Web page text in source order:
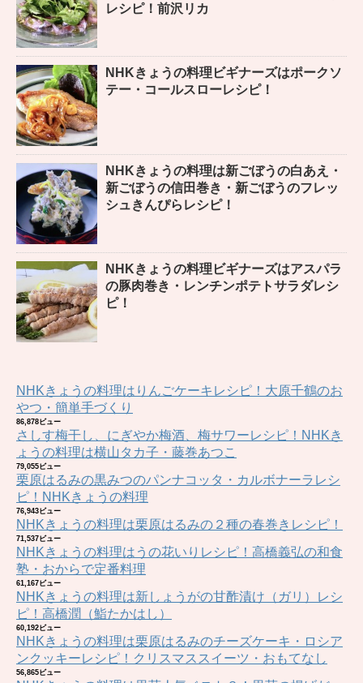
レシピ！前沢リカ
NHKきょうの料理ビギナーズはポークソ
テー・コールスローレシピ！
NHKきょうの料理は新ごぼうの白あえ・
新ごぼうの信田巻き・新ごぼうのフレッ
シュきんぴらレシピ！
NHKきょうの料理ビギナーズはアスパラ
の豚肉巻き・レンチンポテトサラダレシ
ピ！
NHKきょうの料理はりんごケーキレシピ！大原千鶴のお
やつ・簡単手づくり
86,878ビュー
さしす梅干し、にぎやか梅酒、梅サワーレシピ！NHKき
ょうの料理は横山タカ子・藤巻あつこ
79,055ビュー
栗原はるみの黒みつのパンナコッタ・カルボナーラレシ
ピ！NHKきょうの料理
76,943ビュー
NHKきょうの料理は栗原はるみの２種の春巻きレシピ！
71,537ビュー
NHKきょうの料理はうの花いりレシピ！高橋義弘の和食
塾・おからで定番料理
61,167ビュー
NHKきょうの料理は新しょうがの甘酢漬け（ガリ）レシ
ピ！高橋潤（鮨たかはし）
60,192ビュー
NHKきょうの料理は栗原はるみのチーズケーキ・ロシア
ンクッキーレシピ！クリスマススイーツ・おもてなし
56,865ビュー